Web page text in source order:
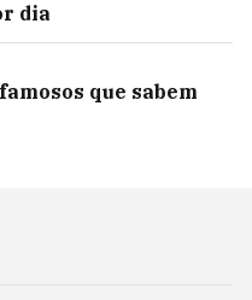
dia
que sabem